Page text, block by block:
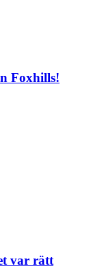
Foxhills!
var rätt